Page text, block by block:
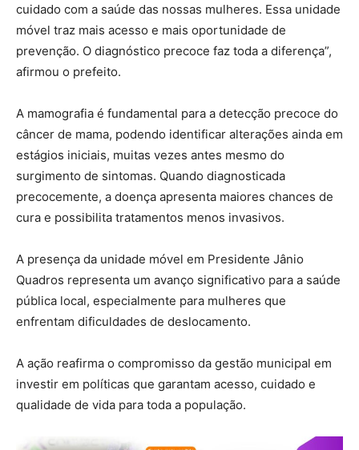
cuidado com a saúde das nossas mulheres. Essa unidade
móvel traz mais acesso e mais oportunidade de
prevenção. O diagnóstico precoce faz toda a diferença”,
afirmou o prefeito.
A mamografia é fundamental para a detecção precoce do
câncer de mama, podendo identificar alterações ainda em
estágios iniciais, muitas vezes antes mesmo do
surgimento de sintomas. Quando diagnosticada
precocemente, a doença apresenta maiores chances de
cura e possibilita tratamentos menos invasivos.
A presença da unidade móvel em Presidente Jânio
Quadros representa um avanço significativo para a saúde
pública local, especialmente para mulheres que
enfrentam dificuldades de deslocamento.
A ação reafirma o compromisso da gestão municipal em
investir em políticas que garantam acesso, cuidado e
qualidade de vida para toda a população.